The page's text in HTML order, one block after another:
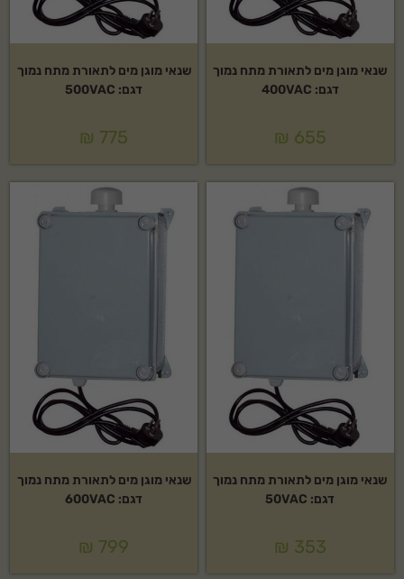
שנאי מוגן מים לתאורת מתח נמוך
דגם: 400VAC
₪ 655
שנאי מוגן מים לתאורת מתח נמוך
דגם: 500VAC
₪ 775
שנאי מוגן מים לתאורת מתח נמוך
דגם: 50VAC
₪ 353
שנאי מוגן מים לתאורת מתח נמוך
דגם: 600VAC
₪ 799